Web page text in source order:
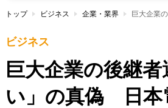
トップ ビジネス 企業・業界
ビジネス
巨大企業の後継
い」の真偽 日本